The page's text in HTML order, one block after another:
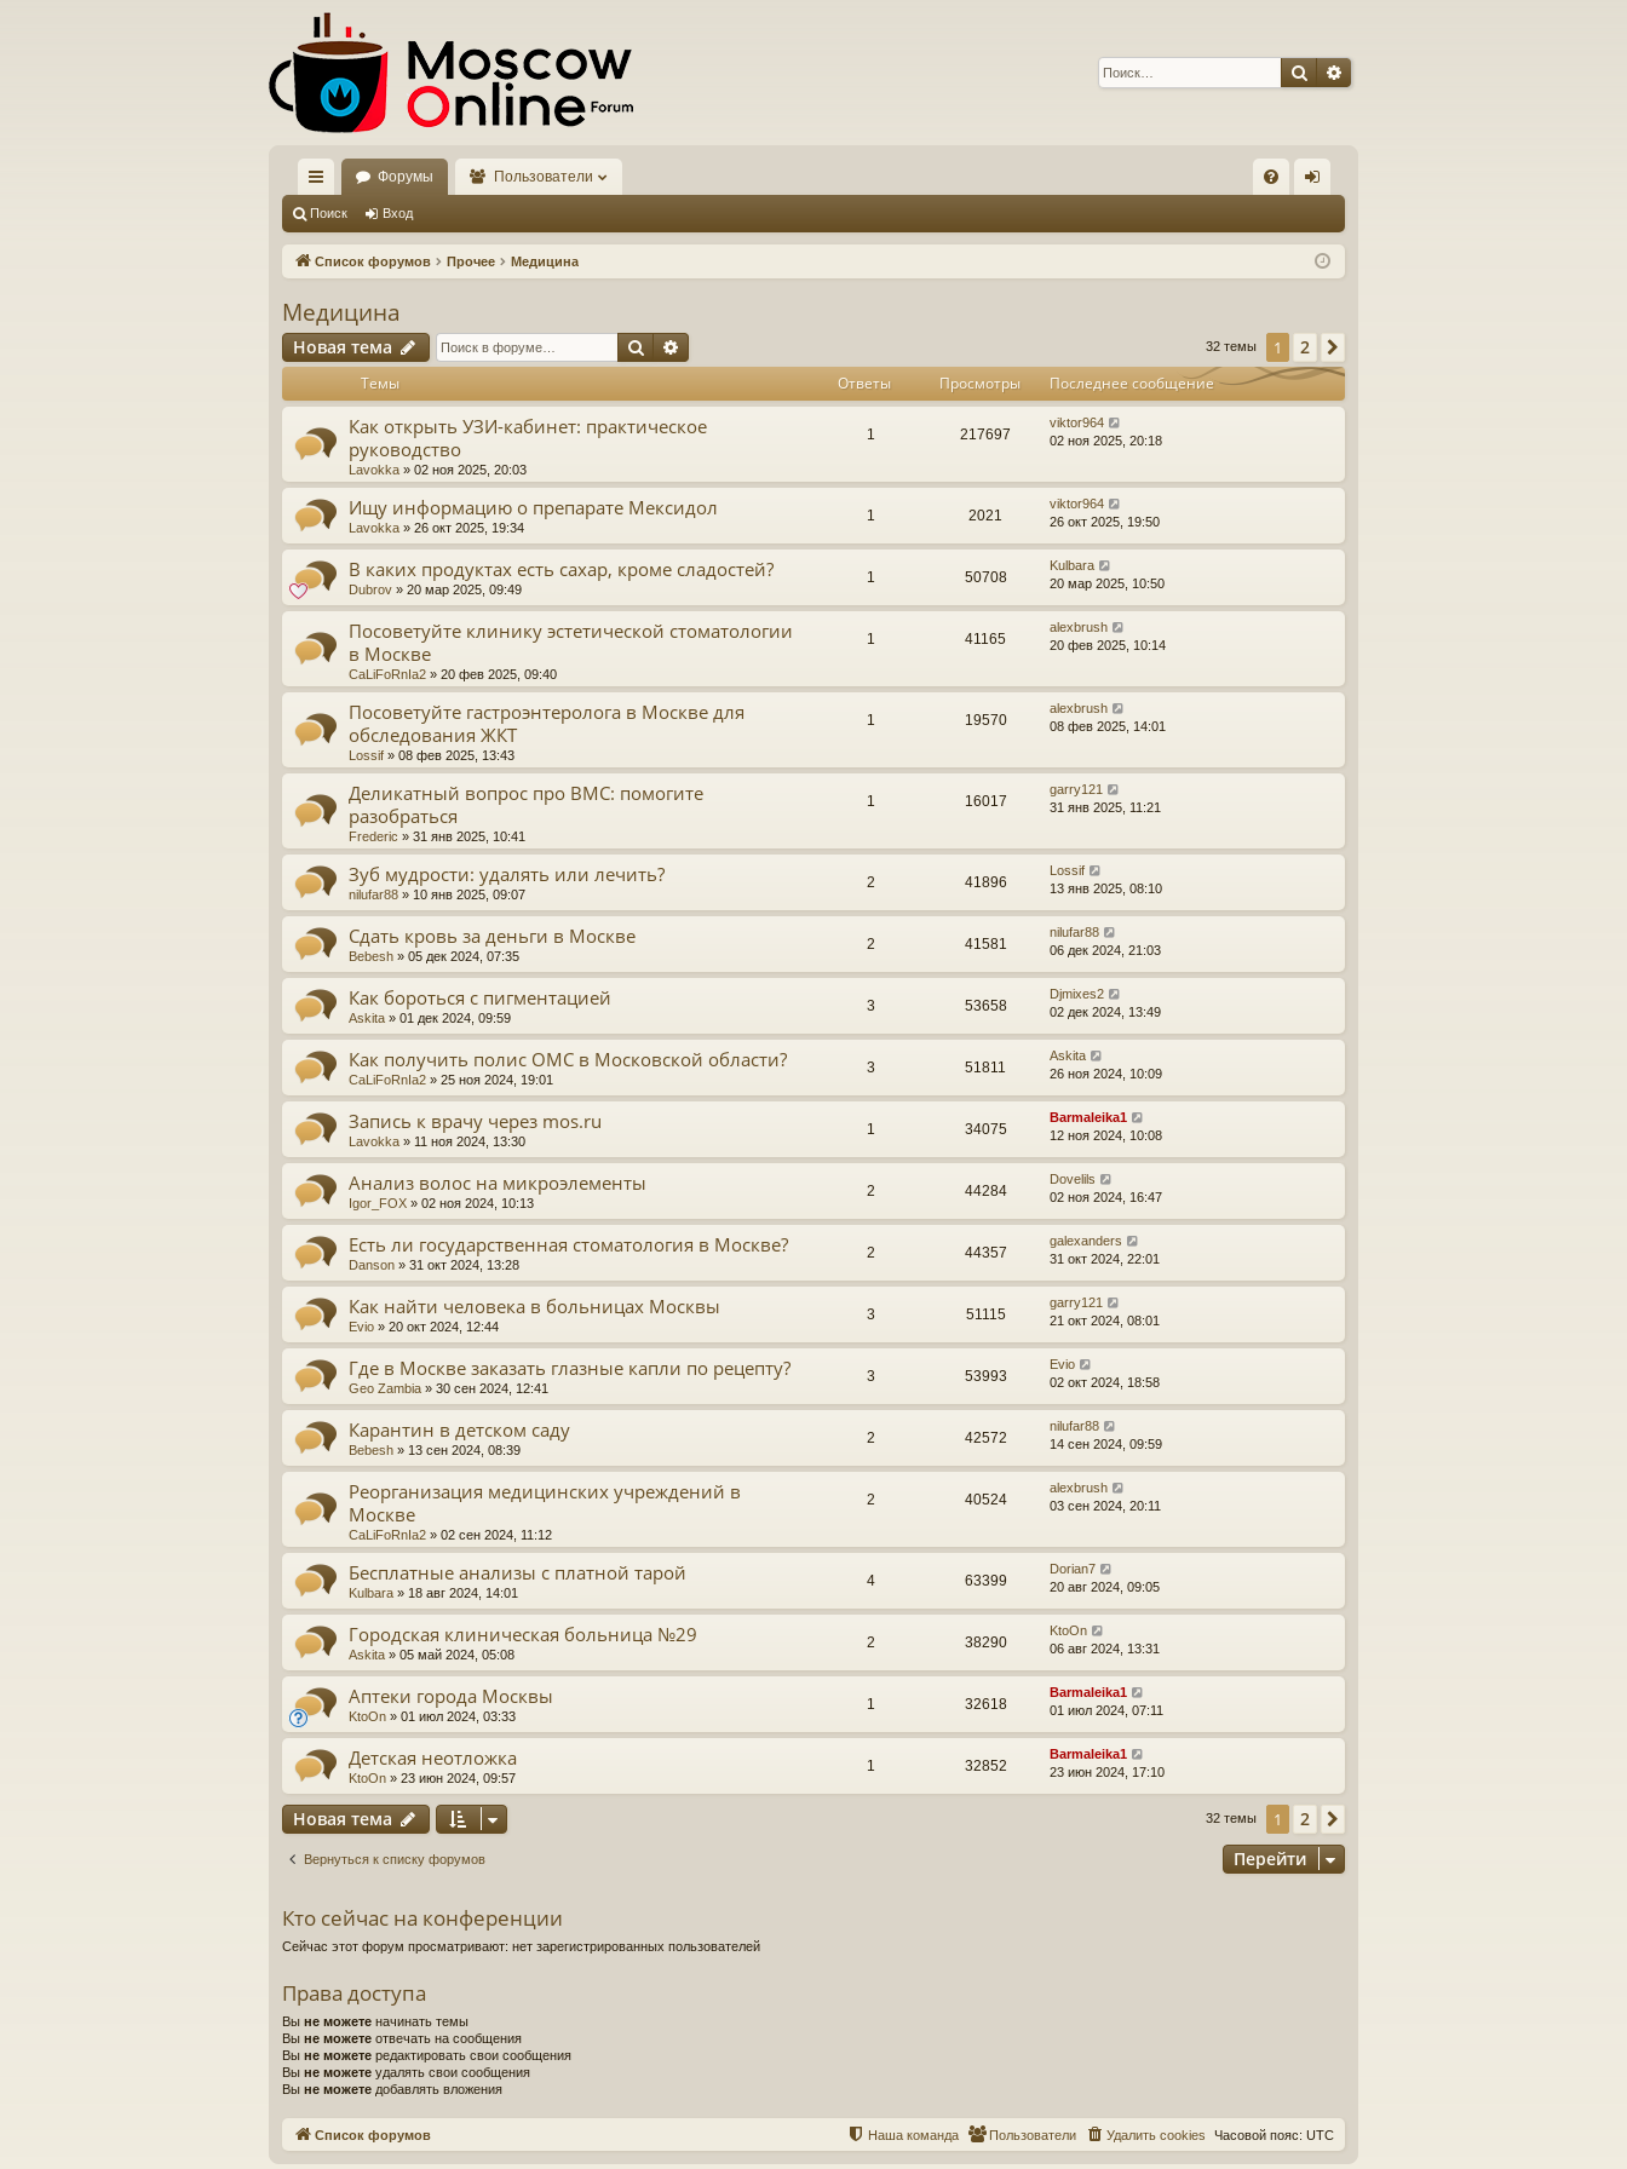
ПоискРасширенный поиск
с
ы
и
Форумы Пользователи
Q д
Поиск Вход
Список форумов Прочее Медицина
Медицина
Новая тема Поиск 32 темы 1 2
Темы Ответы Просмотры Последнее сообщение
Как открыть УЗИ-кабинет: практическое
руководство
Lavokka » 02 ноя 2025, 20:03
1 217697
viktor964
02 ноя 2025, 20:18
Ищу информацию о препарате Мексидол
Lavokka » 26 окт 2025, 19:34
1 2021
viktor964
26 окт 2025, 19:50
В каких продуктах есть сахар, кроме сладостей?
Dubrov » 20 мар 2025, 09:49
1 50708
Kulbara
20 мар 2025, 10:50
Посоветуйте клинику эстетической стоматологии
в Москве
CaLiFoRnIa2 » 20 фев 2025, 09:40
1 41165
alexbrush
20 фев 2025, 10:14
Посоветуйте гастроэнтеролога в Москве для
обследования ЖКТ
Lossif » 08 фев 2025, 13:43
1 19570
alexbrush
08 фев 2025, 14:01
Деликатный вопрос про ВМС: помогите
разобраться
Frederic » 31 янв 2025, 10:41
1 16017
garry121
31 янв 2025, 11:21
Зуб мудрости: удалять или лечить?
nilufar88 » 10 янв 2025, 09:07
2 41896
Lossif
13 янв 2025, 08:10
Сдать кровь за деньги в Москве
Bebesh » 05 дек 2024, 07:35
2 41581
nilufar88
06 дек 2024, 21:03
Как бороться с пигментацией
Askita » 01 дек 2024, 09:59
3 53658
Djmixes2
02 дек 2024, 13:49
Как получить полис ОМС в Московской области?
CaLiFoRnIa2 » 25 ноя 2024, 19:01
3 51811
Askita
26 ноя 2024, 10:09
Запись к врачу через mos.ru
Lavokka » 11 ноя 2024, 13:30
1 34075
Barmaleika1
12 ноя 2024, 10:08
Анализ волос на микроэлементы
Igor_FOX » 02 ноя 2024, 10:13
2 44284
Dovelils
02 ноя 2024, 16:47
Есть ли государственная стоматология в Москве?
Danson » 31 окт 2024, 13:28
2 44357
galexanders
31 окт 2024, 22:01
Как найти человека в больницах Москвы
Evio » 20 окт 2024, 12:44
3 51115
garry121
21 окт 2024, 08:01
Где в Москве заказать глазные капли по рецепту?
Geo Zambia » 30 сен 2024, 12:41
3 53993
Evio
02 окт 2024, 18:58
Карантин в детском саду
Bebesh » 13 сен 2024, 08:39
2 42572
nilufar88
14 сен 2024, 09:59
Реорганизация медицинских учреждений в
Москве
CaLiFoRnIa2 » 02 сен 2024, 11:12
2 40524
alexbrush
03 сен 2024, 20:11
Бесплатные анализы с платной тарой
Kulbara » 18 авг 2024, 14:01
4 63399
Dorian7
20 авг 2024, 09:05
Городская клиническая больница №29
Askita » 05 май 2024, 05:08
2 38290
KtoOn
06 авг 2024, 13:31
Аптеки города Москвы
KtoOn » 01 июл 2024, 03:33
1 32618
Barmaleika1
01 июл 2024, 07:11
Детская неотложка
KtoOn » 23 июн 2024, 09:57
1 32852
Barmaleika1
23 июн 2024, 17:10
Новая тема 32 темы 1 2
Вернуться к списку форумов Перейти
Кто сейчас на конференции
Сейчас этот форум просматривают: нет зарегистрированных пользователей
Права доступа
Вы не можете начинать темы
Вы не можете отвечать на сообщения
Вы не можете редактировать свои сообщения
Вы не можете удалять свои сообщения
Вы не можете добавлять вложения
Список форумов Часовой пояс: UTC
Удалить cookies
Пользователи
Наша команда